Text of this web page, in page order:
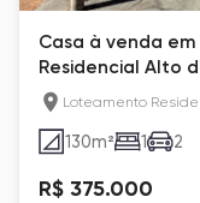
Casa à venda
Residencial Alto
Loteamento
130m² 1 2
R$ 375.000